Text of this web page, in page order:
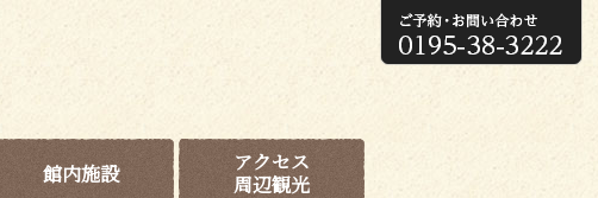
館内施設
アクセス
周辺観光